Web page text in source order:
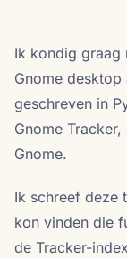
Ik kondig
Gnome desktop
geschreven in
Gnome
Gnome.
Ik schreef deze
kon vinden die
de Tracker-